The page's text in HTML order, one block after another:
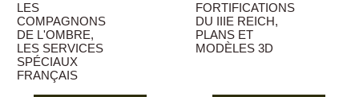
LES
COMPAGNONS
DE L'OMBRE,
LES SERVICES
SPÉCIAUX
FRANÇAIS
FORTIFICATIONS
DU IIIE REICH,
PLANS ET
MODÈLES 3D